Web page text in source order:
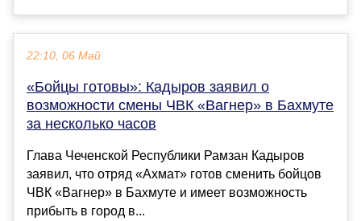
22:10, 06 Май
«Бойцы готовы»: Кадыров заявил о
возможности смены ЧВК «Вагнер» в Бахмуте
за несколько часов
Глава Чеченской Республики Рамзан Кадыров
заявил, что отряд «Ахмат» готов сменить бойцов
ЧВК «Вагнер» в Бахмуте и имеет возможность
прибыть в город в...